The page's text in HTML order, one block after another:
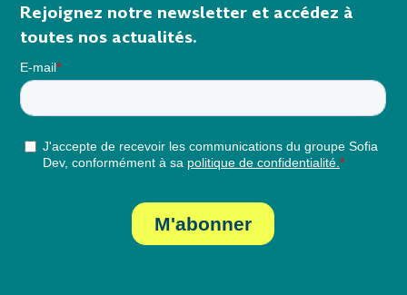
Rejoignez notre newsletter et accédez à
toutes nos actualités.